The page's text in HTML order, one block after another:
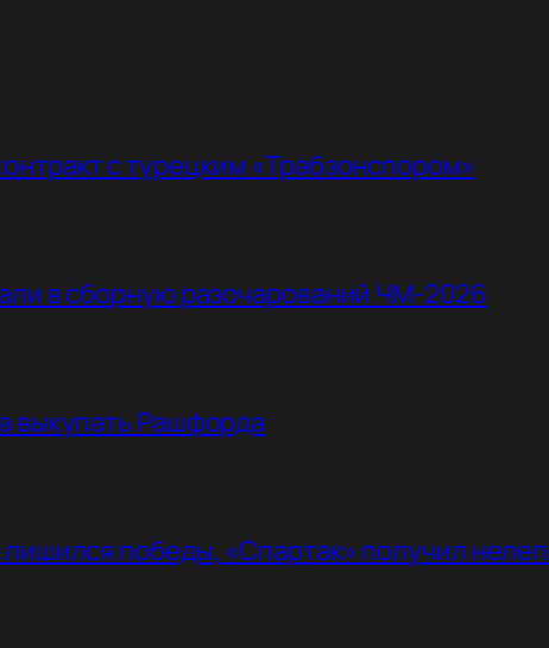
с турецким «Трабзонспором»
в сборную разочарований ЧМ-2026
выкупать Рашфорда
победы, «Спартак» получил